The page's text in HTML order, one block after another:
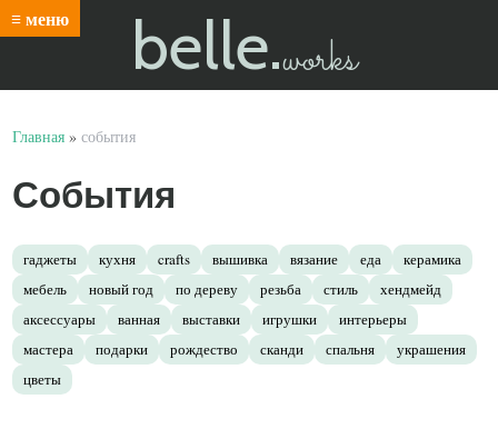
≡ меню belle.works
Главная » события
События
гаджеты кухня crafts вышивка вязание еда
керамика
мебель
новый год по дереву резьба стиль
хендмейд
аксессуары
ванная выставки игрушки
интерьеры
мастера
подарки рождество сканди спальня
украшения
цветы